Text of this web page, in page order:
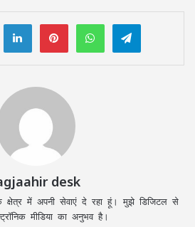
LinkedInPinterestWhatsAppTelegram
desk
क्षेत्र में अपनी सेवाएं दे रहा हूं। मुझे डिजिटल से
मीडिया का अनुभव है।